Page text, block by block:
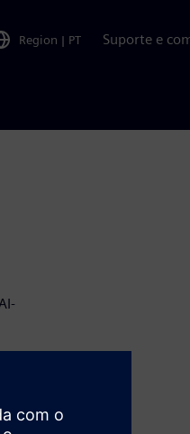
Region | PT Suporte e